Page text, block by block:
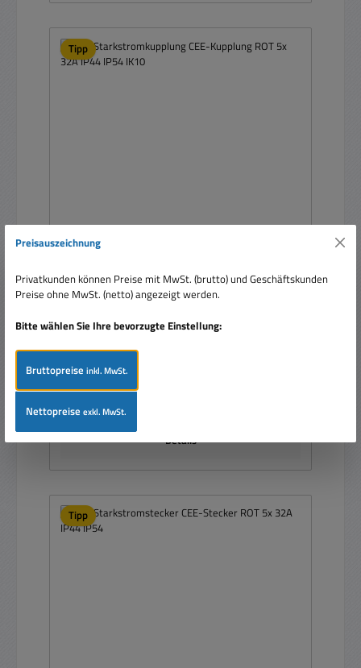
Tipp
32A Starkstromkupplung CEE-Kupplung ROT 5x
Preise inkl. MwSt. zzgl. Versandkosten
Details
Tipp
Preisauszeichnung
Privatkunden können Preise mit MwSt. (brutto) und Geschäftskunden
Preise ohne MwSt. (netto) angezeigt werden.
Bitte wählen Sie Ihre bevorzugte Einstellung:
Bruttopreiseinkl. MwSt.
Nettopreiseexkl. MwSt.